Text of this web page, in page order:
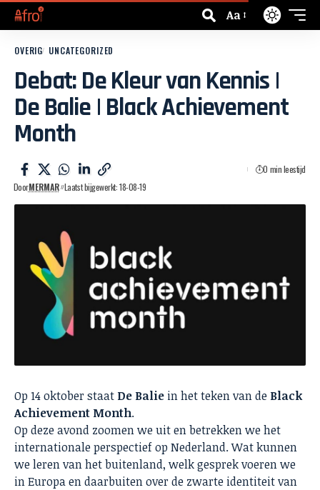
Aa
OVERIG UNCATEGORIZED
Debat: De Kleur van Kennis |
De Balie | Black Achievement
Month
DoorMERMAR Laatst bijgewerkt: 18-08-19
0 min leestijd
Op 14 oktober staat De Balie in het teken van de Black
Achievement Month.
Op deze avond zoomen we uit en betrekken we het
internationale perspectief op Nederland. Wat kunnen
we leren van het buitenland, welk gesprek voeren we
in Europa en daarbuiten over de zwarte identiteit van